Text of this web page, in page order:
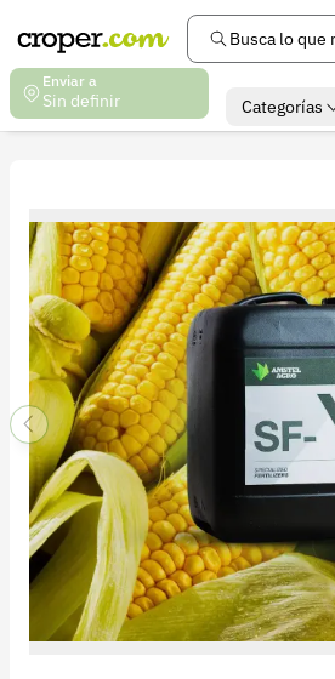
Busca lo que
Enviar a
Sin definir Categorías